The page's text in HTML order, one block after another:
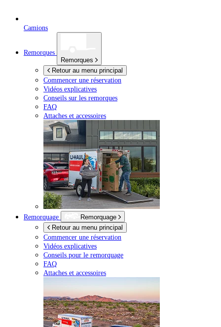
Camions
Remorques
Remorques
Retour au menu principal
Commencer une réservation
Vidéos explicatives
Conseils sur les remorques
FAQ
Attaches et accessoires
Remorquage
Remorquage
Retour au menu principal
Commencer une réservation
Vidéos explicatives
Conseils pour le remorquage
FAQ
Attaches et accessoires